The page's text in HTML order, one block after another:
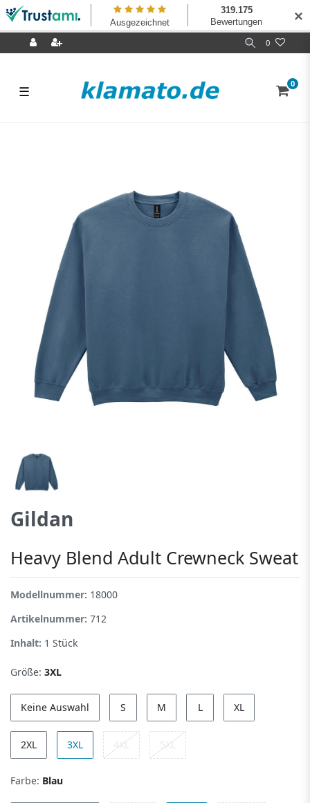
0
☰ 0
Gildan
Heavy Blend Adult Crewneck Sweat
Modellnummer: 18000
Artikelnummer: 712
Inhalt: 1 Stück
Größe: 3XL
Keine Auswahl S M L XL
2XL 3XL 4XL 5XL
Farbe: Blau
✕